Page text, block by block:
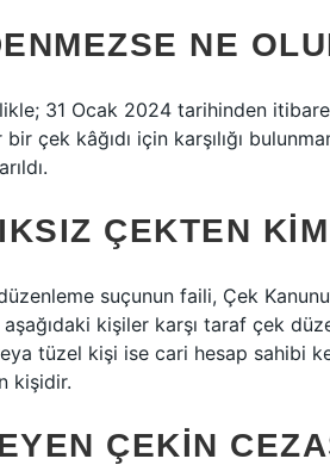
NE
31 Ocak 2024 tarihinden
çek kâğıdı için karşılığı
ÇEKTEN
düzenleme suçunun faili, Çek
kişiler karşı taraf çek
tüzel kişi ise cari hesap sahibi
kişidir.
ÇEKIN